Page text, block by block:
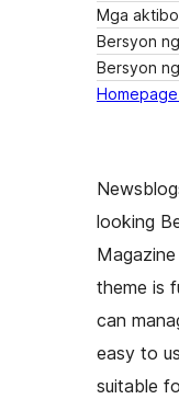
Mga
Bersyon
Bersyon
looking
theme is
can
easy to
suitable